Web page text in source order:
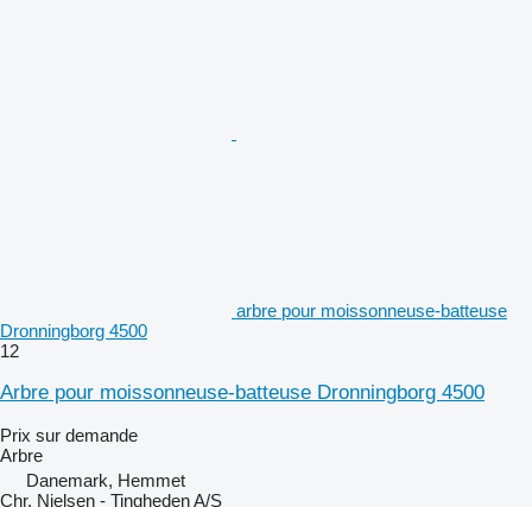
arbre pour moissonneuse-batteuse
Dronningborg 4500
12
Arbre pour moissonneuse-batteuse Dronningborg 4500
Prix sur demande
Arbre
Danemark, Hemmet
Chr. Nielsen - Tingheden A/S